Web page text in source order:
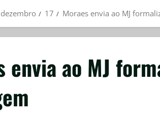
dezembro 17 Moraes envia ao MJ
envia ao MJ